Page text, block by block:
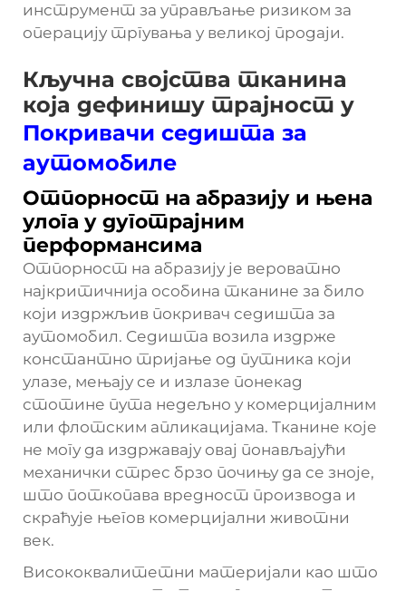
инструмент за управљање ризиком за
операцију тргувања у великој продаји.
Кључна својства тканина
која дефинишу трајност у
Покривачи седишта за
аутомобиле
Отпорност на абразију и њена
улога у дуготрајним
перформансима
Отпорност на абразију је вероватно
најкритичнија особина тканине за било
који издржљив покривач седишта за
аутомобил. Седишта возила издрже
константно тријање од путника који
улазе, мењају се и излазе понекад
стотине пута недељно у комерцијалним
или флотским апликацијама. Тканине које
не могу да издржавају овај понављајући
механички стрес брзо почињу да се зноје,
што поткопава вредност производа и
скраћује његов комерцијални животни
век.
Висококвалитетни материјали као што